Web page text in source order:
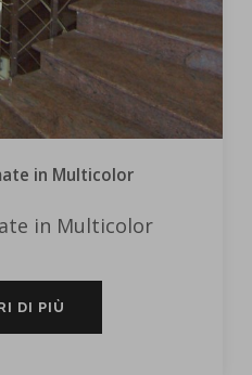
in Multicolor
in Multicolor
DI PIÙ